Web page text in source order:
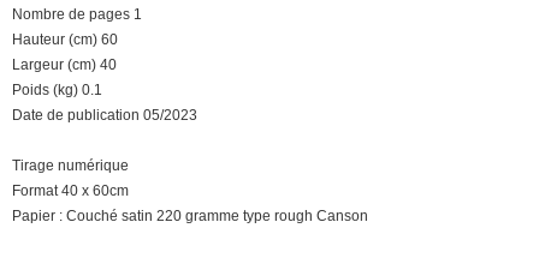
Nombre de pages 1
Hauteur (cm) 60
Largeur (cm) 40
Poids (kg) 0.1
Date de publication 05/2023
Tirage numérique
Format 40 x 60cm
Papier : Couché satin 220 gramme type rough Canson